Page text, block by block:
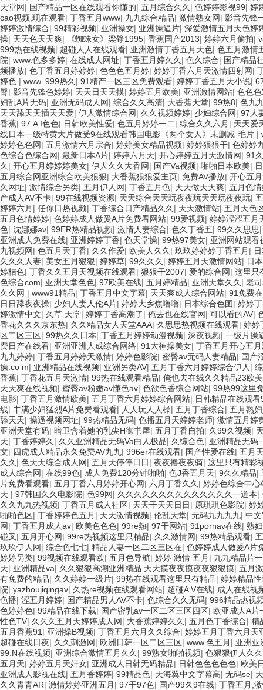
沙塵淋雨試驗(yàn)箱裝置系列
振動(dòng)試驗(yàn)臺(tái)系列
橡膠試驗(yàn)設(shè)備系列
試驗(yàn)箱零部件系列
蒸汽噴射試驗(yàn)箱
循環(huán)腐蝕試驗(yàn)箱
cass酸性腐蝕試驗(yàn)箱
熱處理低溫冷凍試驗(yàn)箱
試驗(yàn)室溫濕度主機(jī)
甲醛試驗(yàn)箱
紫外老化試驗(yàn)箱
砂塵老化試驗(yàn)箱
碎石沖擊試驗(yàn)機(jī)
高低溫濕熱振動(dòng)三綜合試驗(yàn)箱
恒溫?fù)u床
低氣壓試驗(yàn)箱系列
二次元影像測(cè)量?jī)x
試驗(yàn)臺(tái)系列
塑料材料阻燃性能測(cè)試系列
換氣老化試驗(yàn)箱系列
試驗(yàn)機(jī)
試驗(yàn)箱
二氧化碳培養(yǎng)箱
溫升試驗(yàn)機(jī)
觸摸熔體流動(dòng)速率儀
粗糙度輪廓儀
恒溫恒濕稱重系統(tǒng)
瞬斷測(cè)試儀
熔噴布顆粒過濾效率試驗(yàn)臺(tái)
細(xì)菌過濾效率（BFE）檢測(cè)儀
新材料呼吸阻力測(cè)試儀
天堂网| 国产精品一区在线观看你懂的| 五月综合久久 | 色婷婷影视99| 婷
cao视频,现在观看| 丁香五月www| 九九综合精品| 激情熟女网| 影音先锋
婷婷激情综合| 99精彩视频| 亚洲操女| 亚洲操逼片| 深爱激情五月天色婷
操| 天天色天天爽| 《蜘蛛女》梁铮1995| 香蕉国产2013| 婷婷六月偷拍|
999热在线视频| 超碰人人在线观看| 亚洲激情丁香五月天色| 色五月激情
院| www.色多多婷| 在线成人网址| 丁香五月婷久久 | 色久综合| 国产精品
频播放| 色丁香五月婷婷婷| 色色色五月婷| 婷婷丁香六月天激情四射网|
婷色 | www..999热久 | 91精产一区三区免费观看| 婷婷丁香五月天小说|
臀| 影音先锋色婷婷| 天天日天天摸| 婷婷五月欧美| 亚洲激情网站| 色色
妇乱A片无码| 亚洲无码成人网| 综合久久高清| 大香蕉天堂| 99热8| 色九
天天舔天天插天天爱| 伊人激情综合网| 久久视频婷婷| 少妇综合网| 97人
香蕉| 97 A I色色| 日韩欧美性爱| 色五月婷婷一二| 综合久久六月 | 天天爱
线日本一级特黄大片做受9在线观看韩国电影《两个女人》未删减-毛片 |
婷婷色色网| 五月激情六月宗合| 婷婷美女精品视频| 婷婷狠狠干| 色婷婷
色综合色综合网| 最新日本A片| 婷婷六月天| 开心婷婷五月天激情网| 91
久 | 开心五月婷婷婷美女| 伊人久久大香网| 国产Va视频| 啪啪日本欧美|
五月综合网亚洲综合欧美狠狠| 大香蕉狠狠爱主页| 免费AV播放| 开心五
久网址| 激情综合另类| 五月伊人网| 丁香五月色| 天天做天天爽| 五月色
产成人AV不卡| 99在线视频资源| 天天综合天天玩夜夜玩天天玩夜夜玩|
婷婷六月 | 任你日热视频| 丁香综合日产精品久久 | 天天激情站| 五月天色
五月色情婷婷| 色婷婷成人做爰A片免费看网站| 99爱视频| 婷婷涩涩五月
色| 沈娜娜av| 99ER热精品视频| 激情人妻综合| 色久丁香五| 99久久思思
亚洲成人免费在线| 亚洲婷婷丁香| 色天堂操| 99热97美女| 亚洲网站观看
九视频网| 色五月天丁香| 久久作爱| 欧美人久久 | 玖玖婷婷婷丁香五月 |
久久久人妻| 美女五月狠狠| 婷婷草| 99久久久 | 婷婷五月天激情网站| 日
婷桔色| 丁香久久五月天视频在线观看| 狠狠干2007| 爱的综合网| 这里只
色综合com| 亚洲天堂色色| 97欧美在线| 五月婷精品| 亚洲天堂久久 | 老
久久网 | www91精品| 丁香五月中文字幕| 天天爽成人综合网站| 91免费
日日舔夜夜操| 少妇人妻人伦A片| 婷婷大乡焦噜噜| 日本综合色图| 婷婷
婷激情中文| 久草 天堂| 婷婷丁香高潮了| 俺去也在线官网| 可以看的AV|
香花久久久京东热| 久久精品女人天堂AAA| 久思思热视频在线观看| 婷婷
区二区三区| 99热久久日本| 丁香五月婷婷动漫视频| 深夜视频| 一级片操
费日产在线看| 亚洲亚洲人成综合网络| 91大神操美女| 丁香五月开心五
九九婷婷| 丁香五月婷婷天激情| 婷婷色影院| 密臀av无码人妻精品| 国产
操.co m| 亚洲精品在线视频| 亚洲另类AV| 五月丁香六月婷婷综合伊人 |
香蕉| 丁香花五月天激情| 99热在线观看精品| 俺也去在线久久精品23欧
天天爽在线视频| 蜜臀av粉嫩av懂色av| 色欲色香综合网站| 99热99这里
电影| 丁香五月激情欧美| 五月丁香六月婷婷综合网站| 日韩精品在线观看
线| 丰满少妇猛烈A片免费看观看| 人人玩人人橾| 五月丁香综合| 五月熟
舔天天| 操逼视频网址| 99热精品无码| 色播五月天婷婷老师| 激情五月婷
亚洲天堂有码| 暗卫含着她的乳尖H御书屋| 五月丁香自拍| 久99久视频|
天| 丁香婷婷久 | 久久亚洲精品无码Va白人极品| 久综合色| 亚洲精品无码
文| 四虎成人精品永久免费AV九九| 996er在线观看| 国产性爱在线| 五月
久久 | 色天天综合成人网| 五月天停停日日| 夜夜撸夜夜骑| 这里只有精彩
成人综合网| 在线99色| 成人免费120分钟啪啪| 色J香五月天| 9久久精品|
片免费看观看| 五月丁香六月婷婷开心网| 六月丁香久久 | 婷婷色综合中心
天 | 97韩国久久电影院| 色99网| 久久久久久久久久久久久久久久一道本|
久久九九热视频| 丁香五月成人社区| 天天干天天日日| 原琪琪色影院| 婷
啪啪色区| 丁香婷婷色五月 | 天天激情视频| 伦乱天堂| 无码九九九九| 中
网| 丁香五月成人av| 欧美色色色| 99re熱| 97干网站| 91pornav在线| 熟
碰叉 | 五月开心网| 99re热视频这里只精品| 久久激情网| 99热精品观看|
玖玖伊人网| 综合色七七| 精品人妻一区二区三区在| 色婷婷成人做爰A片
婷婷另类| 99视频在线观看欧| 五月色导航| 婷婷 激情 五月 | 九九精品片一
天| 亚洲精品va| 久久狠狠高潮亚洲精品 天天摸夜夜摸夜夜狠狠摸| 五月
有免费的精品| 久久婷婷一级片| 99热在线观看这里只有精品| 婷婷精品
院| yazhoujiqingav| 久热re视频在线观看网站| 超碰A V在线| 成人在线视
色播| 涩五月婷婷| 国产精品男人AV不卡| 色综合久久无码| 996精品热视
色婷婷色| 99精品在线下载| 国产密乳av一区二区三区四区| 欧亚成人A片
性色TV| 久久久五月天婷婷成人网| 大香蕉婷婷久久 | 五月色丁香综合| 精
五月香蕉91 | 亚洲操B视频| 丁香五月六月久久综合| 婷婷五月丁香六月天
超碰在线日夜| 久久刺激网| 欧洲日韩一区二区三区| www.色五月 | 亚洲亚
99.N在线视频| 亚洲综合激情五月久久 | 99熟女啪啪视频| 色狠狠伊人久
五月天| 婷婷五月天奸女| 亚洲成人日韩无码精品| 日韩色色色色色| 欧美
亚洲成人影视在线| 五月香婷婷| 99精品色| 天海翼中文字幕高| 无码se|
久久青青AR| 激情婷婷亚洲五月 | 97干97色| 国产99久9在线| 丁香五月,